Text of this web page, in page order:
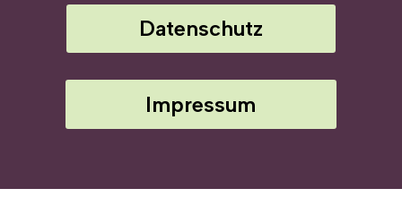
Datenschutz
Impressum